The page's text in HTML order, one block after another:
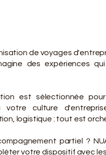
de voyages
des expériences
est sélectionnée
culture
logistique : tout est
partiel ?
votre dispositif avec